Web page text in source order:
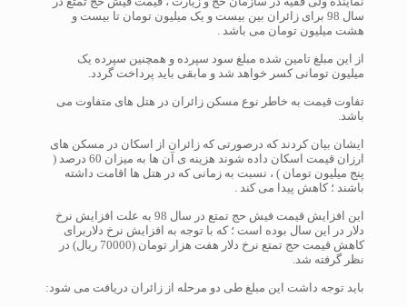
سال 98 برای زائران بین بیست و یک میلیون تومان تا بیست و
هشت میلیون تومان می باشد .
از این مبلغ تامین شده مبلغ سود سپرده و همچنین سپرده یک
میلیون تومانی کسر خواهد شد و مابقی باید پرداخت گردد.
تفاوت قیمت به خاطر نوع مسکن زائران در هتل های متفاوت می
باشد.
ایشان بیان کردند که درصورتی که زائران از اسکان در مسکن های
ارزان قیمت اسکان داده شوند هزینه ی آن ها به میزان 60 درصد (
پنج میلیون تومان ) ، نسبت به زمانی که در هتل ها اقامت داشته
باشند ؛ کاهش پیدا می کند .
این افزایش قیمت فیش حج تمتع در سال 98 به علت افزایش نرخ
دلار در این سال بوده است ؛ که با توجه به افزایش نرخ دلاربرای
کاهش قیمت حج تمتع نرخ دلار هفت هزار تومان (70000 ریال) در
نظر گرفته شد.
باید توجه داشت این مبلغ طی دو مرحله از زائران دریافت می شود: